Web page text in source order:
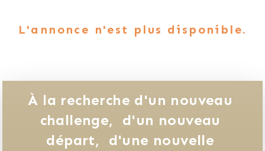
L'annonce n'est plus disponible.
À la recherche d'un nouveau
challenge,
d'un nouveau
départ,
d'une nouvelle